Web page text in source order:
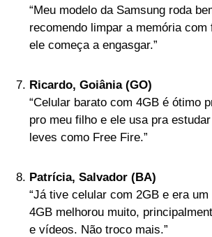
“Meu modelo da Samsung roda
recomendo limpar a memória com
ele começa a engasgar.”
Ricardo, Goiânia (GO)
“Celular barato com 4GB é ótimo
pro meu filho e ele usa pra
leves como Free Fire.”
Patrícia, Salvador (BA)
“Já tive celular com 2GB e era um
4GB melhorou muito,
e vídeos. Não troco mais.”